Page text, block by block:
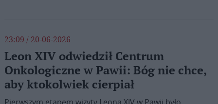
23:09 / 20-06-2026
Leon XIV odwiedził Centrum
Onkologiczne w Pawii: Bóg nie chce,
aby ktokolwiek cierpiał